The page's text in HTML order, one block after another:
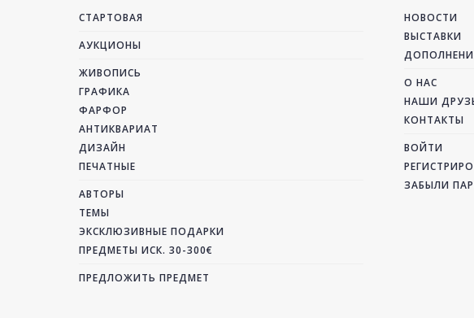
СТАРТОВАЯ
АУКЦИОНЫ
ЖИВОПИСЬ
ГРАФИКА
ФАРФОР
АНТИКВАРИАТ
ДИЗАЙН
ПЕЧАТНЫЕ
АВТОРЫ
ТЕМЫ
ЭКСКЛЮЗИВНЫЕ ПОДАРКИ
ПРЕДМЕТЫ ИСК. 30-300€
ПРЕДЛОЖИТЬ ПРЕДМЕТ
НОВОСТИ
ВЫСТАВКИ
О НАС
НАШИ
КОНТАКТЫ
ВОЙТИ
ЗАБЫЛИ